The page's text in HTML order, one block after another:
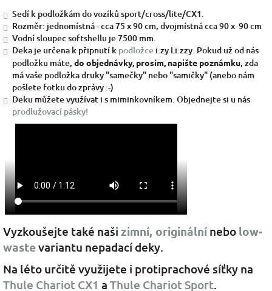
Sedí k podložkám do vozíků sport/cross/lite/CX1.
Rozměr: jednomístná - cca 75 x 90 cm, dvojmístná cca 90 x 90 cm
Vodní sloupec softshellu je 7500 mm.
Deka je určena k připnutí k podložce i:zy Li:zzy. Pokud už od nás
podložku máte, do objednávky, prosím, napište poznámku, zda
má vaše podložka druky "samečky" nebo "samičky" (anebo nám
pošlete fotku do zprávy :-)
Deku můžete využívat i s miminkovníkem. Objednejte si u nás
prodlužovací pásky!
Vyzkoušejte také naši zimní, originální nebo low-
wastevariantu nepadací deky.
Na léto určitě využijete i protiprachové síťky na
Thule Chariot CX1 a Thule Chariot Sport.